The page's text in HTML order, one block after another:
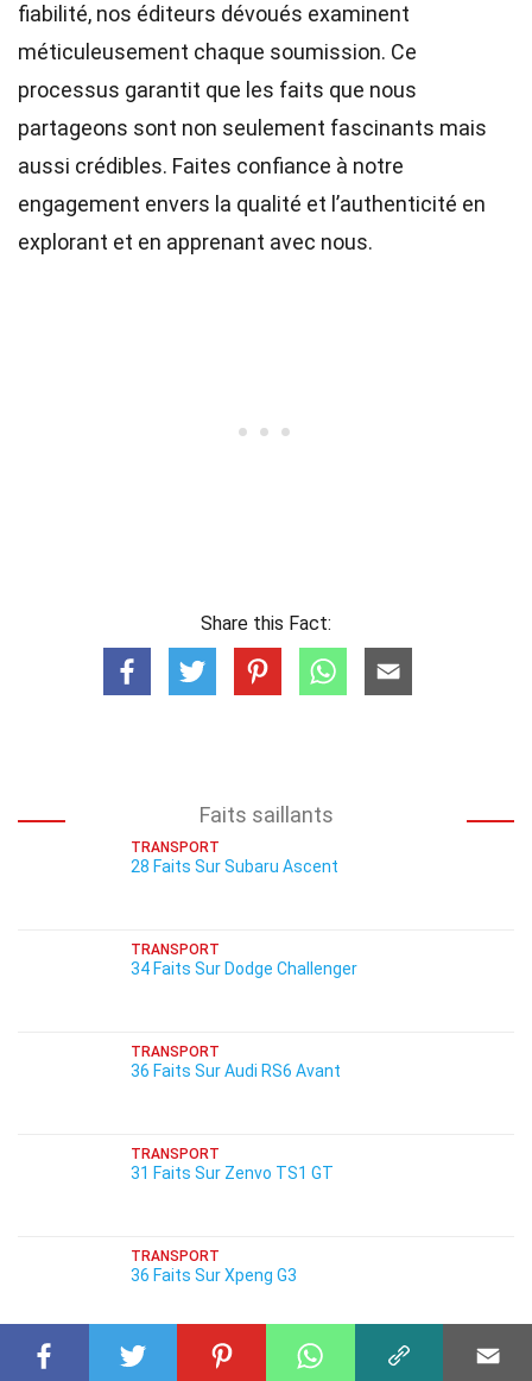
fiabilité, nos éditeurs dévoués examinent
méticuleusement chaque soumission. Ce
processus garantit que les faits que nous
partageons sont non seulement fascinants mais
aussi crédibles. Faites confiance à notre
engagement envers la qualité et l’authenticité en
explorant et en apprenant avec nous.
Share this Fact:
Faits saillants
TRANSPORT
28 Faits Sur Subaru Ascent
TRANSPORT
34 Faits Sur Dodge Challenger
TRANSPORT
36 Faits Sur Audi RS6 Avant
TRANSPORT
31 Faits Sur Zenvo TS1 GT
TRANSPORT
36 Faits Sur Xpeng G3
TRANSPORT